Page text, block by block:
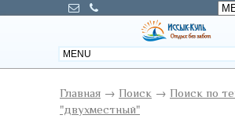
Главная → Поиск → Поиск по
"двухместный"